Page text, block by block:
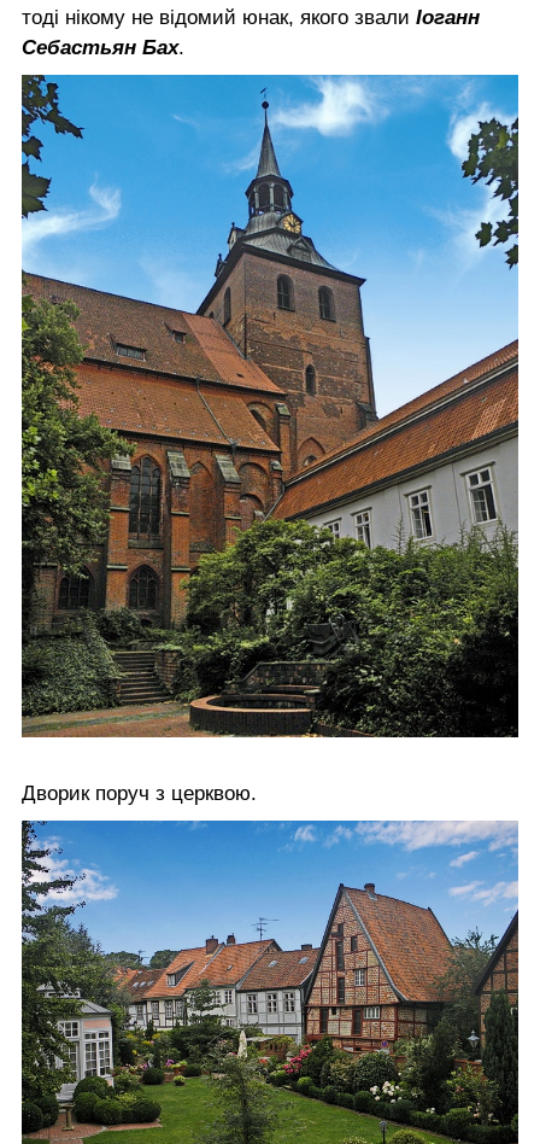
тоді нікому не відомий юнак, якого звали Іоганн
Себастьян Бах.
Дворик поруч з церквою.